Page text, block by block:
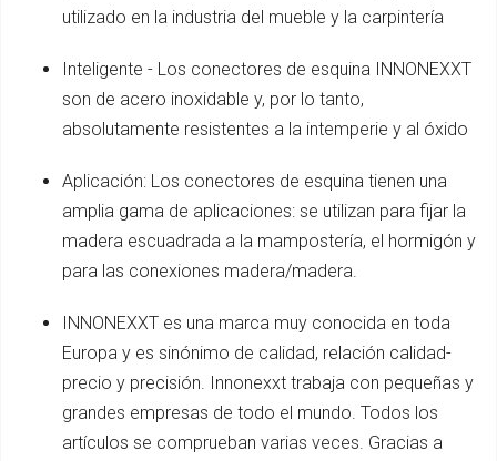
utilizado en la industria del mueble y la carpintería
Inteligente - Los conectores de esquina INNONEXXT
son de acero inoxidable y, por lo tanto,
absolutamente resistentes a la intemperie y al óxido
Aplicación: Los conectores de esquina tienen una
amplia gama de aplicaciones: se utilizan para fijar la
madera escuadrada a la mampostería, el hormigón y
para las conexiones madera/madera.
INNONEXXT es una marca muy conocida en toda
Europa y es sinónimo de calidad, relación calidad-
precio y precisión. Innonexxt trabaja con pequeñas y
grandes empresas de todo el mundo. Todos los
artículos se comprueban varias veces. Gracias a